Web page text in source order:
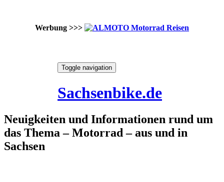
Werbung >>>
Toggle navigation
Sachsenbike.de
Neuigkeiten und Informationen rund um
das Thema – Motorrad – aus und in
Sachsen